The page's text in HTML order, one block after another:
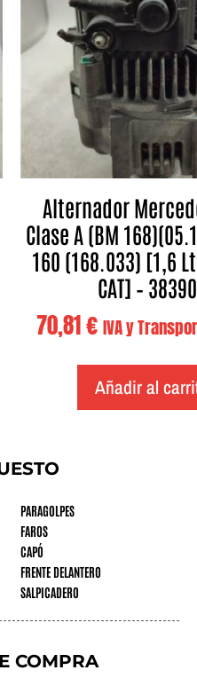
Alternador
Clase A (BM
160 (168.033) [1,6
CAT] –
70,81€ IVA y
Añadir al
PARAGOLPES
FAROS
CAPÓ
FRENTE DELANTERO
SALPICADERO
COMPRA